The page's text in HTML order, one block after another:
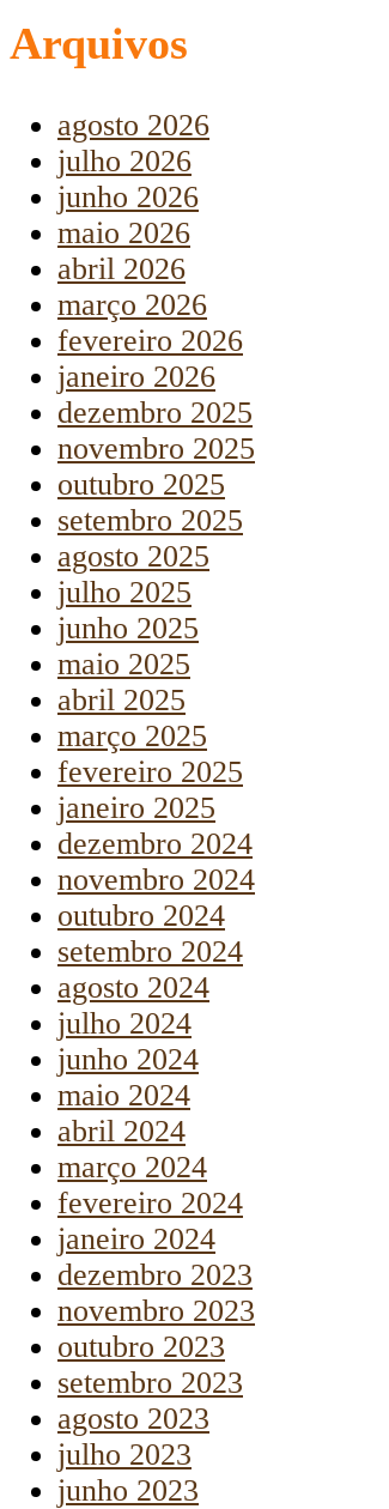
Arquivos
agosto 2026
julho 2026
junho 2026
maio 2026
abril 2026
março 2026
fevereiro 2026
janeiro 2026
dezembro 2025
novembro 2025
outubro 2025
setembro 2025
agosto 2025
julho 2025
junho 2025
maio 2025
abril 2025
março 2025
fevereiro 2025
janeiro 2025
dezembro 2024
novembro 2024
outubro 2024
setembro 2024
agosto 2024
julho 2024
junho 2024
maio 2024
abril 2024
março 2024
fevereiro 2024
janeiro 2024
dezembro 2023
novembro 2023
outubro 2023
setembro 2023
agosto 2023
julho 2023
junho 2023